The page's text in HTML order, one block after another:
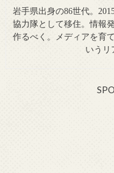
岩手県出身の86世代。
協力隊として移住。情報
作るべく。メディアを育
いうリ